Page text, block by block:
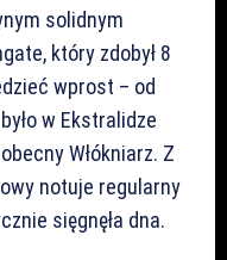
solidnym
który zdobył 8
wprost – od
w Ekstralidze
Włókniarz. Z
notuje regularny
sięgnęła dna.